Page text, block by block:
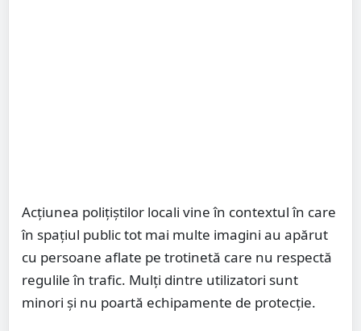
Acțiunea polițiștilor locali vine în contextul în care
în spațiul public tot mai multe imagini au apărut
cu persoane aflate pe trotinetă care nu respectă
regulile în trafic. Mulți dintre utilizatori sunt
minori și nu poartă echipamente de protecție.